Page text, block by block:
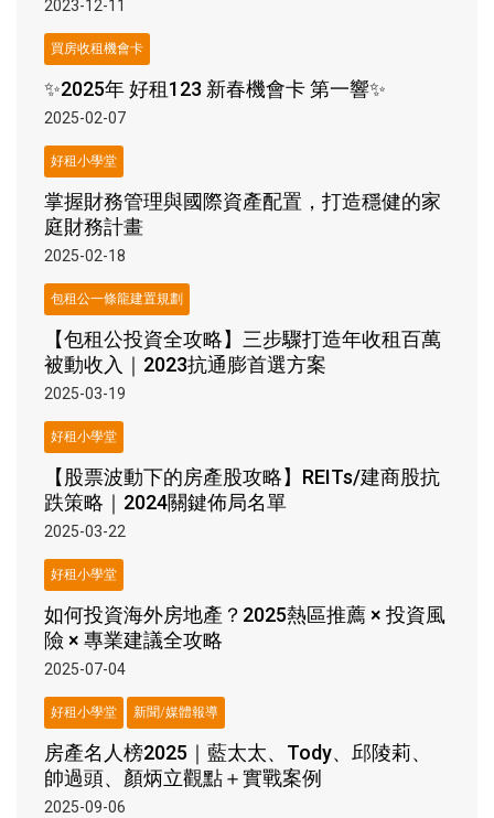
2023-12-11
買房收租機會卡
✨2025年 好租123 新春機會卡 第一響✨
2025-02-07
好租小學堂
掌握財務管理與國際資產配置，打造穩健的家
庭財務計畫
2025-02-18
包租公一條龍建置規劃
【包租公投資全攻略】三步驟打造年收租百萬
被動收入｜2023抗通膨首選方案
2025-03-19
好租小學堂
【股票波動下的房產股攻略】REITs/建商股抗
跌策略｜2024關鍵佈局名單
2025-03-22
好租小學堂
如何投資海外房地產？2025熱區推薦 × 投資風
險 × 專業建議全攻略
2025-07-04
好租小學堂 新聞/媒體報導
房產名人榜2025｜藍太太、Tody、邱陵莉、
帥過頭、顏炳立觀點＋實戰案例
2025-09-06